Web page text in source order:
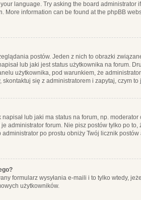
language. Try asking the board administrator
More information can be found at the phpBB
postów. Jeden z nich to obrazki
lub jaki jest status użytkownika na forum.
użytkownika, pod warunkiem, że administrator
się z administratorem i zapytaj, czym
lub jaki ma status na forum, np. moderator
administrator forum. Nie pisz postów tylko po to,
po prostu obniży Twój licznik
formularz wysyłania e-maili i to tylko wtedy,
użytkowników.